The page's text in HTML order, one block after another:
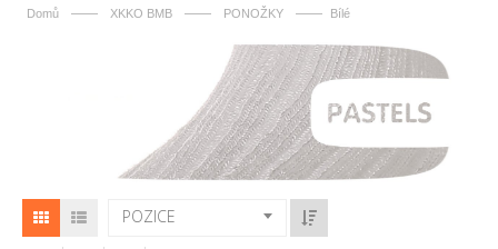
Domů —— XKKO BMB —— PONOŽKY —— Bílé
POZICE